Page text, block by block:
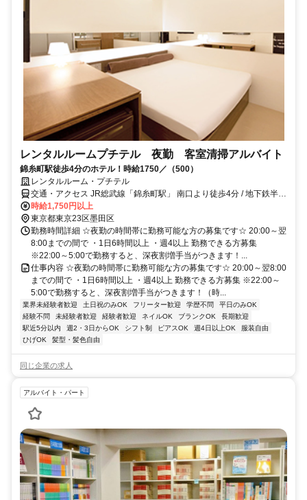
レンタルルームプチテル 夜勤 客室清掃アルバイト
錦糸町駅徒歩4分のホテル！時給1750／（500）
レンタルルーム・プチテル
交通・アクセス JR総武線「錦糸町駅」 南口より徒歩4分 / 地下鉄半蔵
門線「錦糸町駅」 1番出口より徒歩4分
時給1,750円以上
東京都東京23区墨田区
勤務時間詳細 ☆夜勤の時間帯に勤務可能な方の募集です☆ 20:00～翌
8:00までの間で ・1日6時間以上 ・週4以上 勤務できる方募集
※22:00～5:00で勤務すると、深夜割増手当がつきます！...
仕事内容 ☆夜勤の時間帯に勤務可能な方の募集です☆ 20:00～翌8:00
までの間で ・1日6時間以上 ・週4以上 勤務できる方募集 ※22:00～
5:00で勤務すると、深夜割増手当がつきます！（時...
業界未経験者歓迎 土日祝のみOK フリーター歓迎 学歴不問
平日のみOK
経験不問
未経験者歓迎 経験者歓迎 ネイルOK ブランクOK
長期歓迎
駅近5分以内
週2・3日からOK シフト制 ピアスOK 週4日以上OK
服装自由
ひげOK
髪型・髪色自由
同じ企業の求人
アルバイト・パート